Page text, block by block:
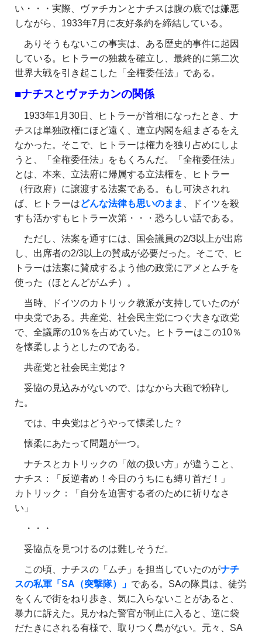
い・・・実際、ヴァチカンとナチスは腹の底では嫌悪
しながら、1933年7月に友好条約を締結している。
ありそうもないこの事実は、ある歴史的事件に起因
している。ヒトラーの独裁を確立し、最終的に第二次
世界大戦を引き起こした「全権委任法」である。
■ナチスとヴァチカンの関係
1933年1月30日、ヒトラーが首相になったとき、ナ
チスは単独政権にほど遠く、連立内閣を組まざるをえ
なかった。そこで、ヒトラーは権力を独り占めにしよ
うと、「全権委任法」をもくろんだ。「全権委任法」
とは、本来、立法府に帰属する立法権を、ヒトラー
（行政府）に譲渡する法案である。もし可決されれ
ば、ヒトラーはどんな法律も思いのまま
、ドイツを殺
すも活かすもヒトラー次第・・・恐ろしい話である。
ただし、法案を通すには、国会議員の2/3以上が出席
し、出席者の2/3以上の賛成が必要だった。そこで、ヒ
トラーは法案に賛成するよう他の政党にアメとムチを
使った（ほとんどがムチ）。
当時、ドイツのカトリック教派が支持していたのが
中央党である。共産党、社会民主党につぐ大きな政党
で、全議席の10％を占めていた。ヒトラーはこの10％
を懐柔しようとしたのである。
共産党と社会民主党は？
妥協の見込みがないので、はなから大砲で粉砕し
た。
では、中央党はどうやって懐柔した？
懐柔にあたって問題が一つ。
ナチスとカトリックの「敵の扱い方」が違うこと、
ナチス：「反逆者め！今日のうちにも縛り首だ！」
カトリック：「自分を迫害する者のために祈りなさ
い」
・・・
妥協点を見つけるのは難しそうだ。
この頃、ナチスの「ムチ」を担当していたのがナチ
スの私軍「SA（突撃隊）」 である。SAの隊員は、徒労
をくんで街をねり歩き、気に入らないことがあると、
暴力に訴えた。見かねた警官が制止に入ると、逆に袋
だたきにされる有様で、取りつく島がない。元々、SA